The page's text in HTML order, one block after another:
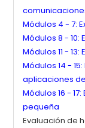
Módulos 4 - 7:
Módulos 8 -
Módulos 11 -
Módulos 14 -
aplicaciones
Módulos 16 -
pequeña
Evaluación de